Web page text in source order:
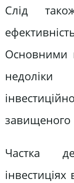
Слід
Основними
недоліки
завищеного
Частка